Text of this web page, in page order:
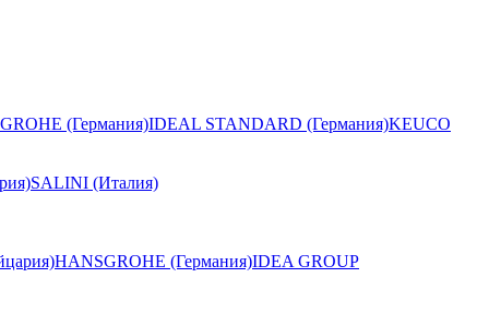
(Германия)IDEAL STANDARD (Германия)KEUCO
SALINI (Италия)
HANSGROHE (Германия)IDEA GROUP